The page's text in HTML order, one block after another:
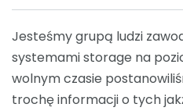
Jesteśmy grupą ludzi
systemami storage na
wolnym czasie
trochę informacji o tych